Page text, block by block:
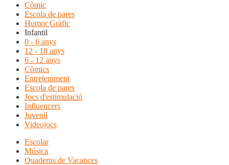
Còmic
Escola de pares
Humor Gràfic
Infantil
0 - 6 anys
12 - 18 anys
6 - 12 anys
Còmics
Entreteniment
Escola de pares
Jocs d'estimulació
Influencers
Juvenil
Videojocs
Escolar
Música
Quaderns de Vacances